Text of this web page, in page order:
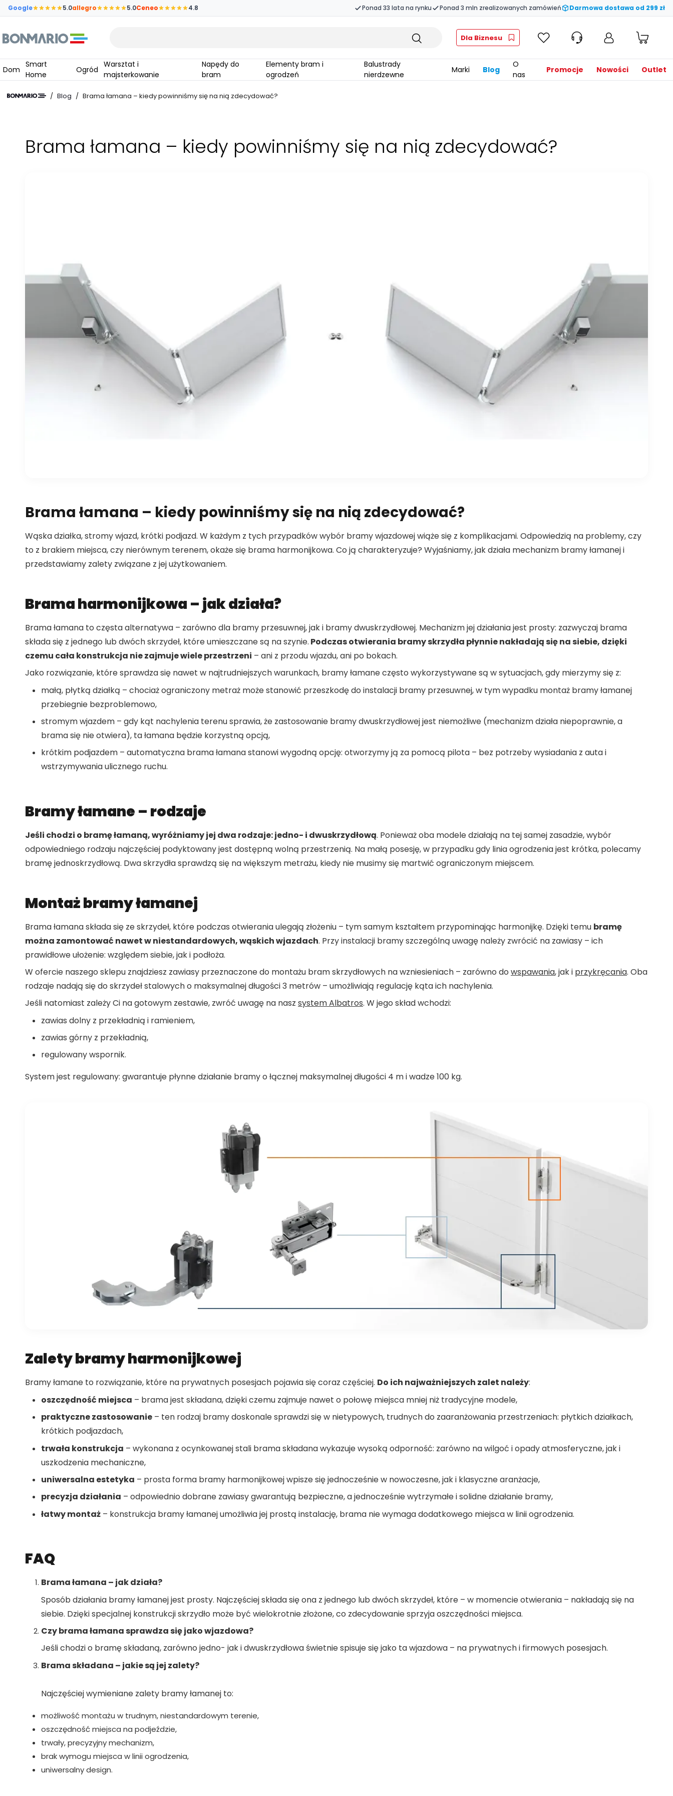
Przejdź do głównej zawartości strony
Google 5.0allegro 5.0Ceneo 4.8 Ponad 33 lata na rynku Ponad 3 mln zrealizowanych zamówień Darmowa dostawa od 299 zł
Dla Biznesu
Dom
Smart
Home
Ogród
Warsztat i
majsterkowanie
Napędy do
bram
Elementy bram i
ogrodzeń
Balustrady
nierdzewne
Marki Blog
O
nas
Promocje Nowości Outlet
/ Blog / Brama łamana – kiedy powinniśmy się na nią zdecydować?
Brama łamana – kiedy powinniśmy się na nią zdecydować?
Brama łamana – kiedy powinniśmy się na nią zdecydować?
Wąska działka, stromy wjazd, krótki podjazd. W każdym z tych przypadków wybór bramy wjazdowej wiąże się z komplikacjami. Odpowiedzią na problemy, czy
to z brakiem miejsca, czy nierównym terenem, okaże się brama harmonijkowa. Co ją charakteryzuje? Wyjaśniamy, jak działa mechanizm bramy łamanej i
przedstawiamy zalety związane z jej użytkowaniem.
Brama harmonijkowa – jak działa?
Brama łamana to częsta alternatywa – zarówno dla bramy przesuwnej, jak i bramy dwuskrzydłowej. Mechanizm jej działania jest prosty: zazwyczaj brama
składa się z jednego lub dwóch skrzydeł, które umieszczane są na szynie. Podczas otwierania bramy skrzydła płynnie nakładają się na siebie, dzięki
czemu cała konstrukcja nie zajmuje wiele przestrzeni – ani z przodu wjazdu, ani po bokach.
Jako rozwiązanie, które sprawdza się nawet w najtrudniejszych warunkach, bramy łamane często wykorzystywane są w sytuacjach, gdy mierzymy się z:
małą, płytką działką – chociaż ograniczony metraż może stanowić przeszkodę do instalacji bramy przesuwnej, w tym wypadku montaż bramy łamanej
przebiegnie bezproblemowo,
stromym wjazdem – gdy kąt nachylenia terenu sprawia, że zastosowanie bramy dwuskrzydłowej jest niemożliwe (mechanizm działa niepoprawnie, a
brama się nie otwiera), ta łamana będzie korzystną opcją,
krótkim podjazdem – automatyczna brama łamana stanowi wygodną opcję: otworzymy ją za pomocą pilota – bez potrzeby wysiadania z auta i
wstrzymywania ulicznego ruchu.
Bramy łamane – rodzaje
Jeśli chodzi o bramę łamaną, wyróżniamy jej dwa rodzaje: jedno- i dwuskrzydłową. Ponieważ oba modele działają na tej samej zasadzie, wybór
odpowiedniego rodzaju najczęściej podyktowany jest dostępną wolną przestrzenią. Na małą posesję, w przypadku gdy linia ogrodzenia jest krótka, polecamy
bramę jednoskrzydłową. Dwa skrzydła sprawdzą się na większym metrażu, kiedy nie musimy się martwić ograniczonym miejscem.
Montaż bramy łamanej
Brama łamana składa się ze skrzydeł, które podczas otwierania ulegają złożeniu – tym samym kształtem przypominając harmonijkę. Dzięki temu bramę
można zamontować nawet w niestandardowych, wąskich wjazdach. Przy instalacji bramy szczególną uwagę należy zwrócić na zawiasy – ich
prawidłowe ułożenie: względem siebie, jak i podłoża.
W ofercie naszego sklepu znajdziesz zawiasy przeznaczone do montażu bram skrzydłowych na wzniesieniach – zarówno do wspawania, jak i przykręcania. Oba
rodzaje nadają się do skrzydeł stalowych o maksymalnej długości 3 metrów – umożliwiają regulację kąta ich nachylenia.
Jeśli natomiast zależy Ci na gotowym zestawie, zwróć uwagę na nasz system Albatros. W jego skład wchodzi:
zawias dolny z przekładnią i ramieniem,
zawias górny z przekładnią,
regulowany wspornik.
System jest regulowany: gwarantuje płynne działanie bramy o łącznej maksymalnej długości 4 m i wadze 100 kg.
Zalety bramy harmonijkowej
Bramy łamane to rozwiązanie, które na prywatnych posesjach pojawia się coraz częściej. Do ich najważniejszych zalet należy:
oszczędność miejsca – brama jest składana, dzięki czemu zajmuje nawet o połowę miejsca mniej niż tradycyjne modele,
praktyczne zastosowanie – ten rodzaj bramy doskonale sprawdzi się w nietypowych, trudnych do zaaranżowania przestrzeniach: płytkich działkach,
krótkich podjazdach,
trwała konstrukcja – wykonana z ocynkowanej stali brama składana wykazuje wysoką odporność: zarówno na wilgoć i opady atmosferyczne, jak i
uszkodzenia mechaniczne,
uniwersalna estetyka – prosta forma bramy harmonijkowej wpisze się jednocześnie w nowoczesne, jak i klasyczne aranżacje,
precyzja działania – odpowiednio dobrane zawiasy gwarantują bezpieczne, a jednocześnie wytrzymałe i solidne działanie bramy,
łatwy montaż – konstrukcja bramy łamanej umożliwia jej prostą instalację, brama nie wymaga dodatkowego miejsca w linii ogrodzenia.
FAQ
Brama łamana – jak działa?
Sposób działania bramy łamanej jest prosty. Najczęściej składa się ona z jednego lub dwóch skrzydeł, które – w momencie otwierania – nakładają się na
siebie. Dzięki specjalnej konstrukcji skrzydło może być wielokrotnie złożone, co zdecydowanie sprzyja oszczędności miejsca.
Czy brama łamana sprawdza się jako wjazdowa?
Jeśli chodzi o bramę składaną, zarówno jedno- jak i dwuskrzydłowa świetnie spisuje się jako ta wjazdowa – na prywatnych i firmowych posesjach.
Brama składana – jakie są jej zalety?
Najczęściej wymieniane zalety bramy łamanej to:
możliwość montażu w trudnym, niestandardowym terenie,
oszczędność miejsca na podjeździe,
trwały, precyzyjny mechanizm,
brak wymogu miejsca w linii ogrodzenia,
uniwersalny design.